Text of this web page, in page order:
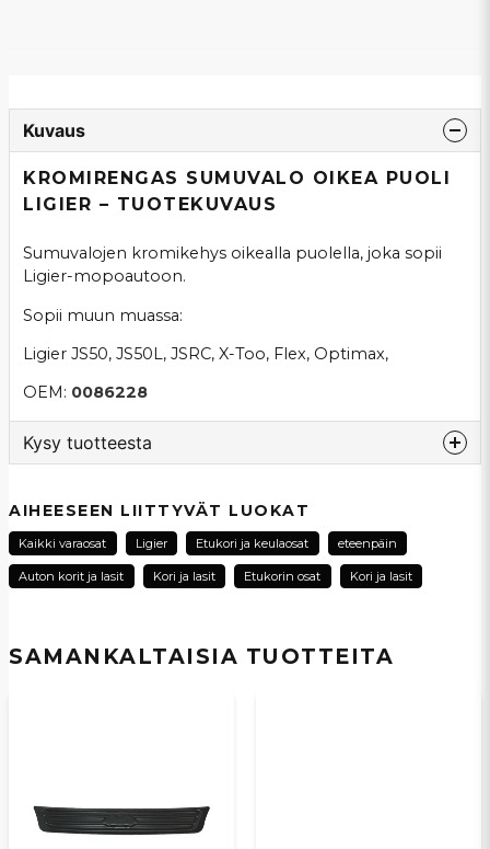
SAMANKALTAISIA ​​TUOTTEITA
Kuvaus
KROMIRENGAS SUMUVALO OIKEA PUOLI
LIGIER – TUOTEKUVAUS
Sumuvalojen kromikehys oikealla puolella, joka sopii
Ligier-mopoautoon.
Sopii muun muassa:
Ligier JS50, JS50L, JSRC, X-Too, Flex, Optimax,
OEM: 0086228
Kysy tuotteesta
Kysy meiltä tästä tuotteesta...
Kyllä, voit julkaista kysymykseni
AIHEESEEN LIITTYVÄT LUOKAT
Kaikki varaosat Ligier Etukori ja keulaosat eteenpäin
Auton korit ja lasit Kori ja lasit Etukorin osat Kori ja lasit